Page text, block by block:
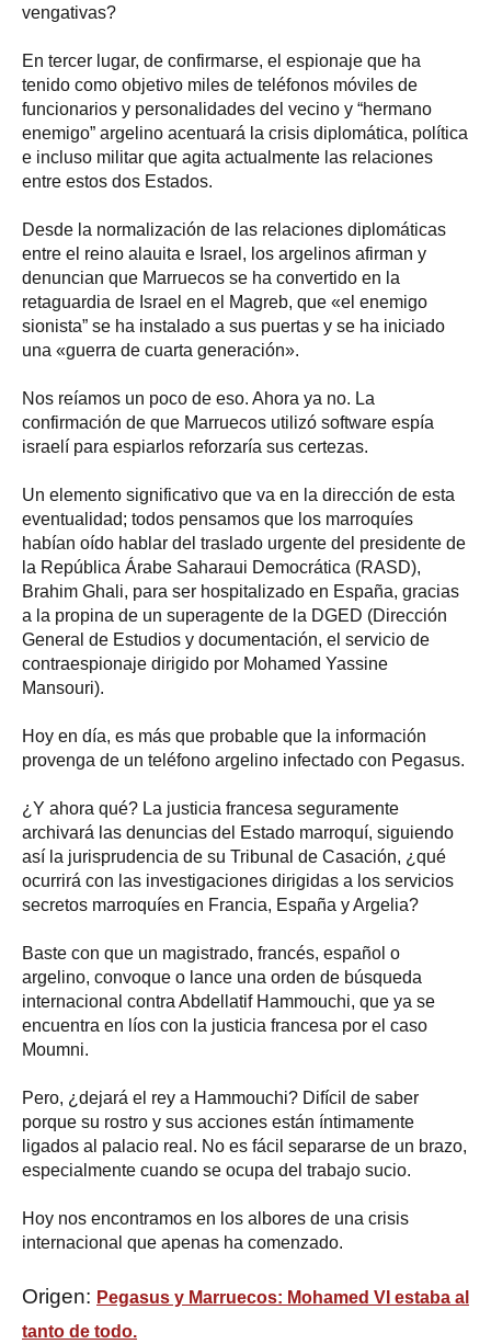
vengativas?
En tercer lugar, de confirmarse, el espionaje que ha
tenido como objetivo miles de teléfonos móviles de
funcionarios y personalidades del vecino y “hermano
enemigo” argelino acentuará la crisis diplomática, política
e incluso militar que agita actualmente las relaciones
entre estos dos Estados.
Desde la normalización de las relaciones diplomáticas
entre el reino alauita e Israel, los argelinos afirman y
denuncian que Marruecos se ha convertido en la
retaguardia de Israel en el Magreb, que «el enemigo
sionista” se ha instalado a sus puertas y se ha iniciado
una «guerra de cuarta generación».
Nos reíamos un poco de eso. Ahora ya no. La
confirmación de que Marruecos utilizó software espía
israelí para espiarlos reforzaría sus certezas.
Un elemento significativo que va en la dirección de esta
eventualidad; todos pensamos que los marroquíes
habían oído hablar del traslado urgente del presidente de
la República Árabe Saharaui Democrática (RASD),
Brahim Ghali, para ser hospitalizado en España, gracias
a la propina de un superagente de la DGED (Dirección
General de Estudios y documentación, el servicio de
contraespionaje dirigido por Mohamed Yassine
Mansouri).
Hoy en día, es más que probable que la información
provenga de un teléfono argelino infectado con Pegasus.
¿Y ahora qué? La justicia francesa seguramente
archivará las denuncias del Estado marroquí, siguiendo
así la jurisprudencia de su Tribunal de Casación, ¿qué
ocurrirá con las investigaciones dirigidas a los servicios
secretos marroquíes en Francia, España y Argelia?
Baste con que un magistrado, francés, español o
argelino, convoque o lance una orden de búsqueda
internacional contra Abdellatif Hammouchi, que ya se
encuentra en líos con la justicia francesa por el caso
Moumni.
Pero, ¿dejará el rey a Hammouchi? Difícil de saber
porque su rostro y sus acciones están íntimamente
ligados al palacio real. No es fácil separarse de un brazo,
especialmente cuando se ocupa del trabajo sucio.
Hoy nos encontramos en los albores de una crisis
internacional que apenas ha comenzado.
Origen: Pegasus y Marruecos: Mohamed VI estaba al
tanto de todo.